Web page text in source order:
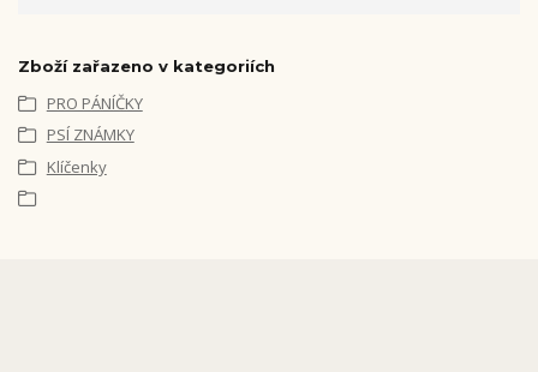
Zboží zařazeno v kategoriích
PRO PÁNÍČKY
PSÍ ZNÁMKY
Klíčenky